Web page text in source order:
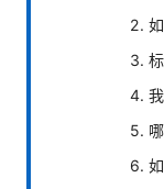
2.
3.
4.
5.
6.